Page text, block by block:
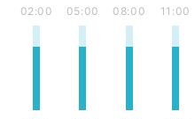
02:00 05:00 08:00 11:00